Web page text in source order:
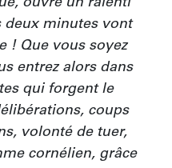
ouvre un ralenti
deux minutes vont
! Que vous soyez
entrez alors dans
qui forgent le
coups
volonté de tuer,
cornélien, grâce